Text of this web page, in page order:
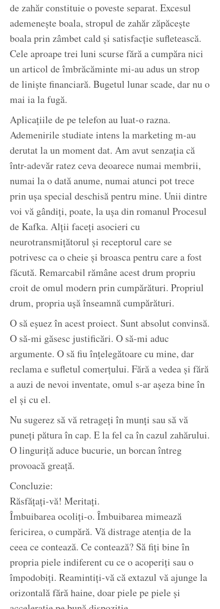
de zahăr constituie o poveste separat. Excesul
ademenește boala, stropul de zahăr zăpăcește
boala prin zâmbet cald și satisfacție sufletească.
Cele aproape trei luni scurse fără a cumpăra nici
un articol de îmbrăcăminte mi-au adus un strop
de liniște financiară. Bugetul lunar scade, dar nu o
mai ia la fugă.
Aplicațiile de pe telefon au luat-o razna.
Ademenirile studiate intens la marketing m-au
derutat la un moment dat. Am avut senzația că
într-adevăr ratez ceva deoarece numai membrii,
numai la o dată anume, numai atunci pot trece
prin ușa special deschisă pentru mine. Unii dintre
voi vă gândiți, poate, la ușa din romanul Procesul
de Kafka. Alții faceți asocieri cu
neurotransmițătorul și receptorul care se
potrivesc ca o cheie și broasca pentru care a fost
făcută. Remarcabil rămâne acest drum propriu
croit de omul modern prin cumpărături. Propriul
drum, propria ușă înseamnă cumpărături.
O să eșuez în acest proiect. Sunt absolut convinsă.
O să-mi găsesc justificări. O să-mi aduc
argumente. O să fiu înțelegătoare cu mine, dar
reclama e sufletul comerțului. Fără a vedea și fără
a auzi de nevoi inventate, omul s-ar așeza bine în
el și cu el.
Nu sugerez să vă retrageți în munți sau să vă
puneți pătura în cap. E la fel ca în cazul zahărului.
O linguriță aduce bucurie, un borcan întreg
provoacă greață.
Concluzie:
Răsfățați-vă! Meritați.
Îmbuibarea ocoliți-o. Îmbuibarea mimează
fericirea, o cumpără. Vă distrage atenția de la
ceea ce contează. Ce contează? Să fiți bine în
propria piele indiferent cu ce o acoperiți sau o
împodobiți. Reamintiți-vă că extazul vă ajunge la
orizontală fără haine, doar piele pe piele și